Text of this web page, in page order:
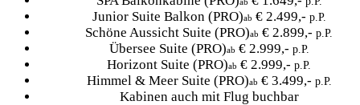
Junior Suite Balkon (PRO)ab € 2.499,- p.P.
Schöne Aussicht Suite (PRO)ab € 2.899,- p.P.
Übersee Suite (PRO)ab € 2.999,- p.P.
Horizont Suite (PRO)ab € 2.999,- p.P.
Himmel & Meer Suite (PRO)ab € 3.499,- p.P.
Kabinen auch mit Flug buchbar